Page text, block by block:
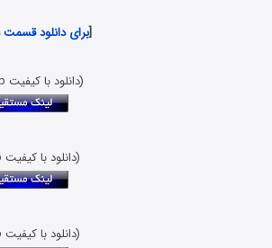
[برای دانلود قسمت
(دانلود با کیفیت 1080p با حجم 1.8 گیگابایت)
(دانلود با کیفیت 720p با حجم 897 مگابایت)
(دانلود با کیفیت 480p با حجم 449 مگابایت)